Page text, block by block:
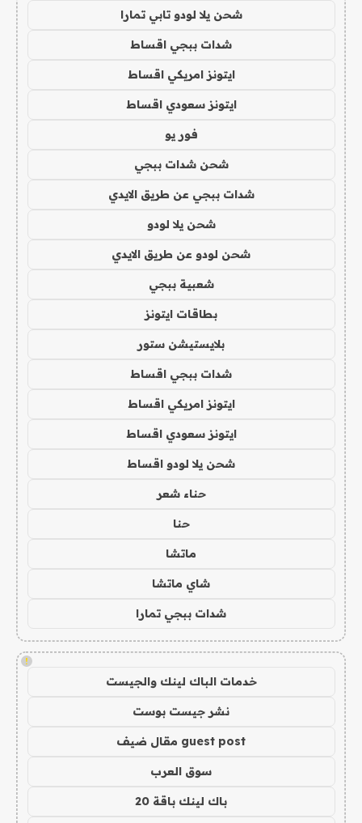
شحن يلا لودو تابي تمارا
شدات ببجي اقساط
ايتونز امريكي اقساط
ايتونز سعودي اقساط
فور يو
شحن شدات ببجي
شدات ببجي عن طريق الايدي
شحن يلا لودو
شحن لودو عن طريق الايدي
شعبية ببجي
بطاقات ايتونز
بلايستيشن ستور
شدات ببجي اقساط
ايتونز امريكي اقساط
ايتونز سعودي اقساط
شحن يلا لودو اقساط
حناء شعر
حنا
ماتشا
شاي ماتشا
شدات ببجي تمارا
!
خدمات الباك لينك والجيست
نشر جيست بوست
guest post مقال ضيف
سوق العرب
باك لينك باقة 20